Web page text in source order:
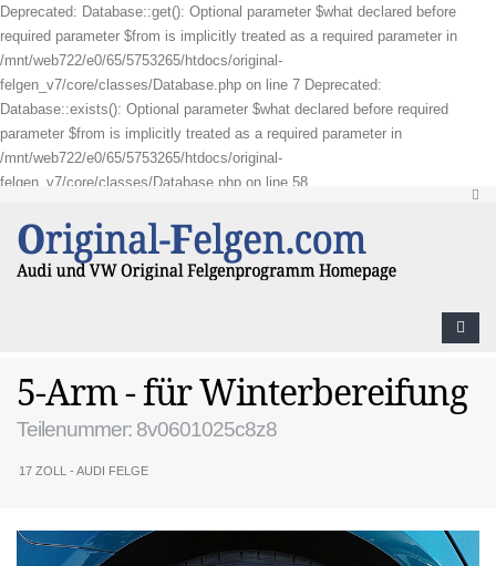
Deprecated: Database::get(): Optional parameter $what declared before
required parameter $from is implicitly treated as a required parameter in
/mnt/web722/e0/65/5753265/htdocs/original-
felgen_v7/core/classes/Database.php on line 7 Deprecated:
Database::exists(): Optional parameter $what declared before required
parameter $from is implicitly treated as a required parameter in
/mnt/web722/e0/65/5753265/htdocs/original-
felgen_v7/core/classes/Database.php on line 58
5-Arm - für Winterbereifung
Teilenummer: 8v0601025c8z8
17 ZOLL - AUDI FELGE